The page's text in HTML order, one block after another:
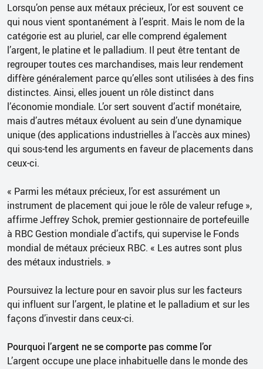
Lorsqu’on pense aux métaux précieux, l’or est souvent ce
qui nous vient spontanément à l’esprit. Mais le nom de la
catégorie est au pluriel, car elle comprend également
l’argent, le platine et le palladium. Il peut être tentant de
regrouper toutes ces marchandises, mais leur rendement
diffère généralement parce qu’elles sont utilisées à des fins
distinctes. Ainsi, elles jouent un rôle distinct dans
l’économie mondiale. L’or sert souvent d’actif monétaire,
mais d’autres métaux évoluent au sein d’une dynamique
unique (des applications industrielles à l’accès aux mines)
qui sous-tend les arguments en faveur de placements dans
ceux-ci.
« Parmi les métaux précieux, l’or est assurément un
instrument de placement qui joue le rôle de valeur refuge »,
affirme Jeffrey Schok, premier gestionnaire de portefeuille
à RBC Gestion mondiale d’actifs, qui supervise le Fonds
mondial de métaux précieux RBC. « Les autres sont plus
des métaux industriels. »
Poursuivez la lecture pour en savoir plus sur les facteurs
qui influent sur l’argent, le platine et le palladium et sur les
façons d’investir dans ceux-ci.
Pourquoi l’argent ne se comporte pas comme l’or
L’argent occupe une place inhabituelle dans le monde des